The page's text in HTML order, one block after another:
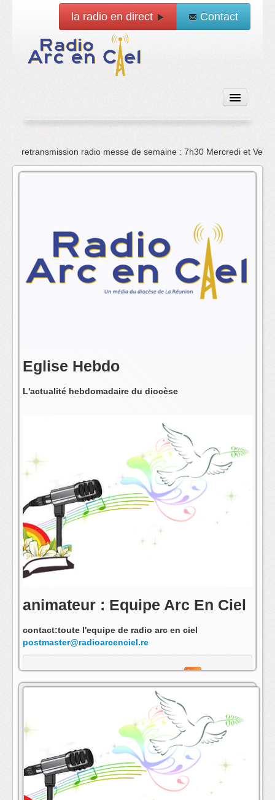
la radio en direct Contact
Accueil
Emissions
La radio
L'équipe
retransmission radio messe de semaine : 7h30 Mercredi et
Eglise Hebdo
L'actualité hebdomadaire du diocèse
animateur : Equipe Arc En Ciel
contact:toute l'equipe de radio arc en ciel
postmaster@radioarcenciel.re
s'abonner au fil rss de cette emission: